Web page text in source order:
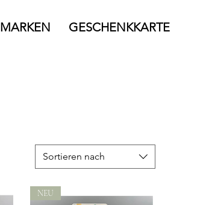
MARKEN GESCHENKKARTE
Sortieren nach
NEU